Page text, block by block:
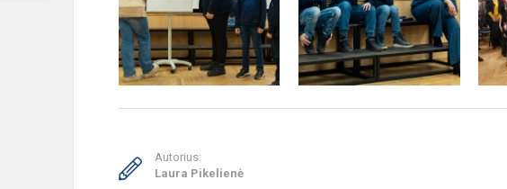
Autorius:
Laura Pikelienė